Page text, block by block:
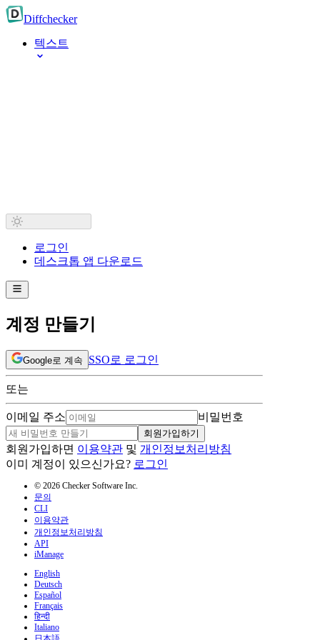
Diffchecker
텍스트
로그인
데스크톱 앱 다운로드
계정 만들기
Google로 계속 SSO로 로그인
또는
이메일 주소 비밀번호
회원가입하기
회원가입하면 이용약관 및 개인정보처리방침
이미 계정이 있으신가요? 로그인
© 2026 Checker Software Inc.
문의
CLI
이용약관
개인정보처리방침
API
iManage
English
Deutsch
Español
Français
हिन्दी
Italiano